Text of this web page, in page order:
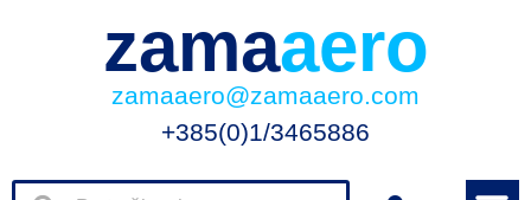
zamaaero
zamaaero@zamaaero.com
+385(0)1/3465886